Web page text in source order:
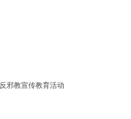
成国致全省政法干警的新春贺词
查工作
模式
的温暖点滴
邪教宣传教育活动